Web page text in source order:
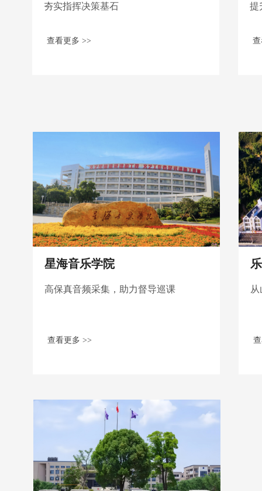
夯实指挥决策基石
查看更多 >>
提
星海音乐学院
高保真音频采集，助力督导巡课
查看更多 >>